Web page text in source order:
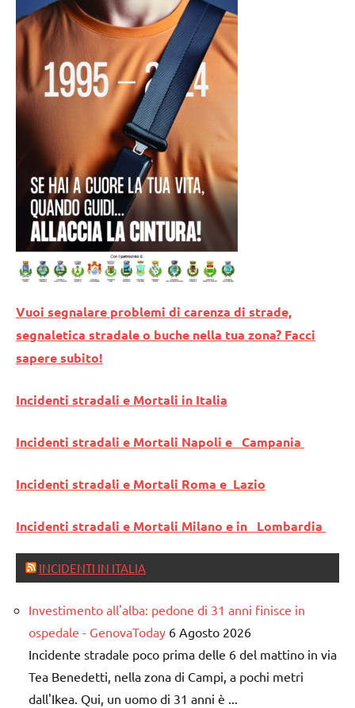
Vuoi segnalare problemi di carenza di strade,
segnaletica stradale o buche nella tua zona? Facci
sapere subito!
Incidenti stradali e Mortali in Italia
Incidenti stradali e Mortali Napoli e Campania
Incidenti stradali e Mortali Roma e Lazio
Incidenti stradali e Mortali Milano e in Lombardia
INCIDENTI IN ITALIA
Investimento all'alba: pedone di 31 anni finisce in
ospedale - GenovaToday 6 Agosto 2026
Incidente stradale poco prima delle 6 del mattino in via
Tea Benedetti, nella zona di Campi, a pochi metri
dall'Ikea. Qui, un uomo di 31 anni è ...